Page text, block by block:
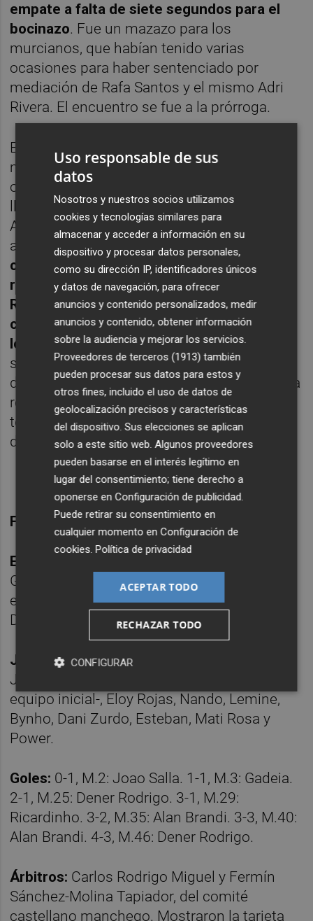
empate a falta de siete segundos para el
bocinazo. Fue un mazazo para los
murcianos, que habían tenido varias
ocasiones para haber sentenciado por
mediación de Rafa Santos y el mismo Adri
Rivera. El encuentro se fue a la prórroga.
En el tiempo extra, tras tres minutos sin
mucho en ataque, se sucedieron las
ofensivas en la segunda parte pero el gol no
llegaba en ninguna de las dos porterías.
Acabaría llegando cuando los penaltis
asomaban.A dos segundos de la
conclusión Dener Rodrigo, tras un gran
reverso después de recibir el balón de
Ricardo Mayor, batió a Espindola con un
chut inapelable para delirio de la afición
local
, que lo celebró dos veces, una cuando
se marcó y otra cuando se le dio validez
después de que el técnico del Jaén pidiera la
revisión. ElPozo pasó y el Jaén cerró su
temporada, en la que fue el doble campeón
de la Copa de España y la Copa del Rey.
Ficha técnica:
ElPozo Murcia Costa Cálida, 4:
Gadeia, Marcel, Ricardinho y Rafa Santos -
equipo inicial-, Ligeiro, Bebe, Ricardo Mayor,
David Álvarez, Adri Rivera y Dener Rodrigo.
Jaén Paraíso Interior, 3:
Joao Salla, Rikelme, Míchel y Alan Brandi -
equipo inicial-, Eloy Rojas, Nando, Lemine,
Bynho, Dani Zurdo, Esteban, Mati Rosa y
Power.
Goles: 0-1, M.2: Joao Salla. 1-1, M.3: Gadeia.
2-1, M.25: Dener Rodrigo. 3-1, M.29:
Ricardinho. 3-2, M.35: Alan Brandi. 3-3, M.40:
Alan Brandi. 4-3, M.46: Dener Rodrigo.
Árbitros: Carlos Rodrigo Miguel y Fermín
Sánchez-Molina Tapiador, del comité
castellano manchego. Mostraron la tarjeta
Uso responsable de sus
datos
Nosotros y nuestros socios utilizamos
cookies y tecnologías similares para
almacenar y acceder a información en su
dispositivo y procesar datos personales,
como su dirección IP, identificadores únicos
y datos de navegación, para ofrecer
anuncios y contenido personalizados, medir
anuncios y contenido, obtener información
sobre la audiencia y mejorar los servicios.
Proveedores de terceros (1913) también
pueden procesar sus datos para estos y
otros fines, incluido el uso de datos de
geolocalización precisos y características
del dispositivo. Sus elecciones se aplican
solo a este sitio web. Algunos proveedores
pueden basarse en el interés legítimo en
lugar del consentimiento; tiene derecho a
oponerse enConfiguración de publicidad.
Puede retirar su consentimiento en
cualquier momento enConfiguración de
cookies.Política de privacidad
ACEPTAR TODO
RECHAZAR TODO
CONFIGURAR